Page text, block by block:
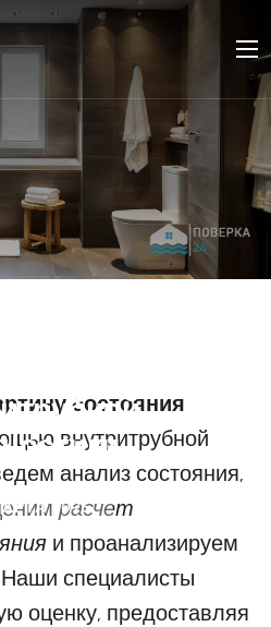
2025
состояния
внутритрубной
анализ состояния,
расчет
и проанализируем
Наши специалисты
оценку, предоставляя